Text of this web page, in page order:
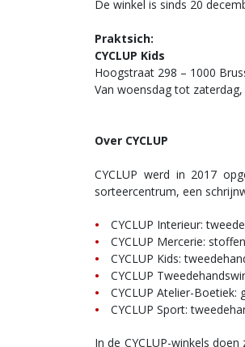
De winkel is sinds 20
Praktsich:
CYCLUP Kids
Hoogstraat 298 – 1000
Van woensdag tot
Over CYCLUP
CYCLUP werd in 2017
sorteercentrum, een
CYCLUP Interieur:
CYCLUP Mercerie:
CYCLUP Kids:
CYCLUP
CYCLUP Atelier-Boetiek:
CYCLUP Sport:
In de CYCLUP-winkels